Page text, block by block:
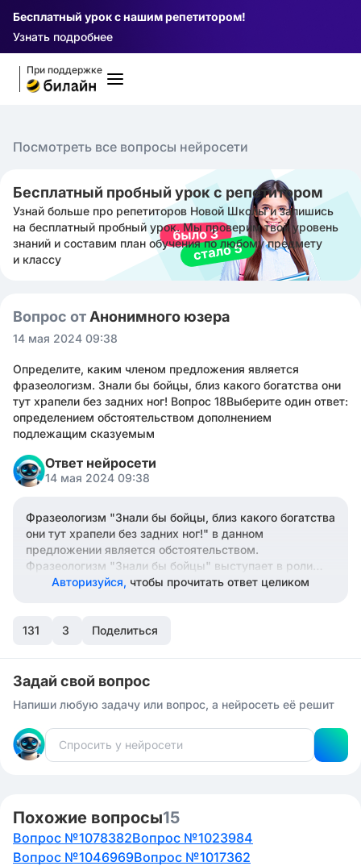
Бесплатный урок с нашим репетитором!
Узнать подробнее
При поддержке
Посмотреть все вопросы нейросети
Бесплатный пробный урок с репетитором
Узнай больше про репетиторов Новой Школы и запишись
на бесплатный пробный урок. Мы проверим твой уровень
знаний и составим план обучения по любому предмету
и классу
Вопрос от Анонимного юзера
14 мая 2024 09:38
Определите, каким членом предложения является
фразеологизм. Знали бы бойцы, близ какого богатства они
тут храпели без задних ног! Вопрос 18Выберите один ответ:
определением обстоятельством дополнением
подлежащим сказуемым
Ответ нейросети
14 мая 2024 09:38
Фразеологизм "Знали бы бойцы, близ какого богатства
они тут храпели без задних ног!" в данном
предложении является обстоятельством.
Фразеологизм "Знали бы бойцы" выступает в роли
обстоятельства условия, описывающего условие или
Авторизуйся, чтобы прочитать ответ целиком
131 3 Поделиться
Задай свой вопрос
Напиши любую задачу или вопрос, а нейросеть её решит
Похожие вопросы15
Вопрос №1078382Вопрос №1023984
Вопрос №1046969Вопрос №1017362